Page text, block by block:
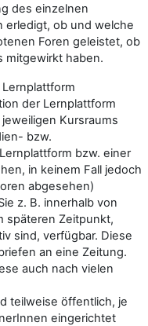
des einzelnen
erledigt, ob und welche
Foren geleistet, ob
mitgewirkt haben.
der Lernplattform
Kursraums
bzw.
bzw. einer
, in keinem Fall jedoch
abgesehen)
z. B. innerhalb von
späteren Zeitpunkt,
sind, verfügbar. Diese
an eine Zeitung.
auch nach vielen
teilweise öffentlich, je
eingerichtet